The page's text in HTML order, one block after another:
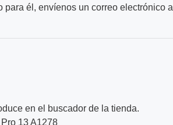
él, envíenos un correo electrónico a
en el buscador de la tienda.
13 A1278